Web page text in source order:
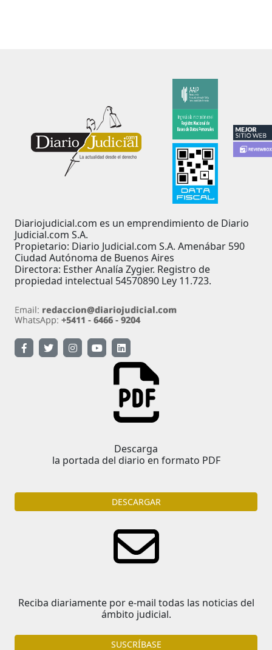
Diariojudicial.com es un emprendimiento de Diario
Judicial.com S.A.
Propietario: Diario Judicial.com S.A. Amenábar 590
Ciudad Autónoma de Buenos Aires
Directora: Esther Analía Zygier. Registro de
propiedad intelectual 54570890 Ley 11.723.
Descarga
la portada del diario en formato PDF
DESCARGAR
Reciba diariamente por e-mail todas las noticias del
ámbito judicial.
SUSCRÍBASE